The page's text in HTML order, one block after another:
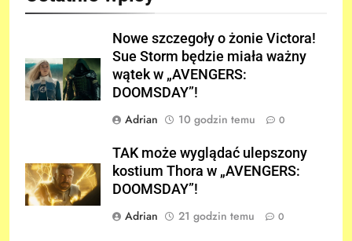
Nowe szczegoły o żonie Victora!
Sue Storm będzie miała ważny
wątek w „AVENGERS:
DOOMSDAY”!
Adrian
10 godzin temu 0
TAK może wyglądać ulepszony
kostium Thora w „AVENGERS:
DOOMSDAY”!
Adrian
21 godzin temu 0